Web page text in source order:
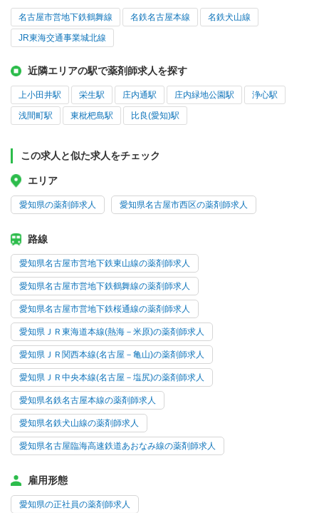
名古屋市営地下鉄鶴舞線 名鉄名古屋本線 名鉄犬山線
JR東海交通事業城北線
近隣エリアの駅で薬剤師求人を探す
上小田井駅 栄生駅 庄内通駅 庄内緑地公園駅 浄心駅
浅間町駅 東枇杷島駅 比良(愛知)駅
この求人と似た求人をチェック
エリア
愛知県の薬剤師求人 愛知県名古屋市西区の薬剤師求人
路線
愛知県名古屋市営地下鉄東山線の薬剤師求人
愛知県名古屋市営地下鉄鶴舞線の薬剤師求人
愛知県名古屋市営地下鉄桜通線の薬剤師求人
愛知県ＪＲ東海道本線(熱海－米原)の薬剤師求人
愛知県ＪＲ関西本線(名古屋－亀山)の薬剤師求人
愛知県ＪＲ中央本線(名古屋－塩尻)の薬剤師求人
愛知県名鉄名古屋本線の薬剤師求人
愛知県名鉄犬山線の薬剤師求人
愛知県名古屋臨海高速鉄道あおなみ線の薬剤師求人
雇用形態
愛知県の正社員の薬剤師求人